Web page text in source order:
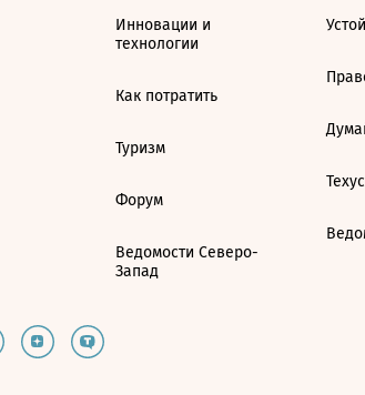
Инновации и
технологии
Как потратить
Туризм
Форум
Ведомости Северо-
Запад